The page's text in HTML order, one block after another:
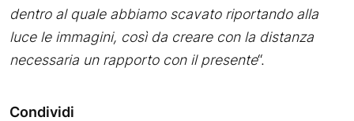
dentro al quale abbiamo scavato riportando alla
luce le immagini, così da creare con la distanza
necessaria un rapporto con il presente“.
Condividi